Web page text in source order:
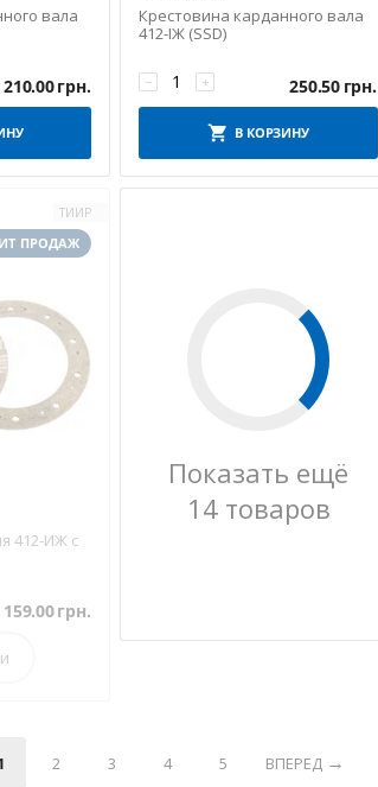
вала
210.00грн.
Крестовина карданного вала
412-ІЖ (SSD)
+
− 250.50 грн.
В КОРЗИНУ
ТИИР
ПРОДАЖ
412-ИЖ с
159.00грн.
Показать ещё
14 товаров
2 3 4 5 ВПЕРЕД